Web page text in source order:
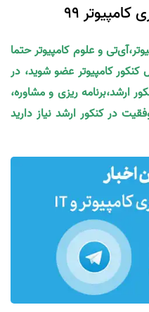
99
و علوم کامپیوتر حتما
کامپیوتر عضو شوید، در
ارشد،برنامه ریزی و مشاوره،
در کنکور ارشد نیاز دارید